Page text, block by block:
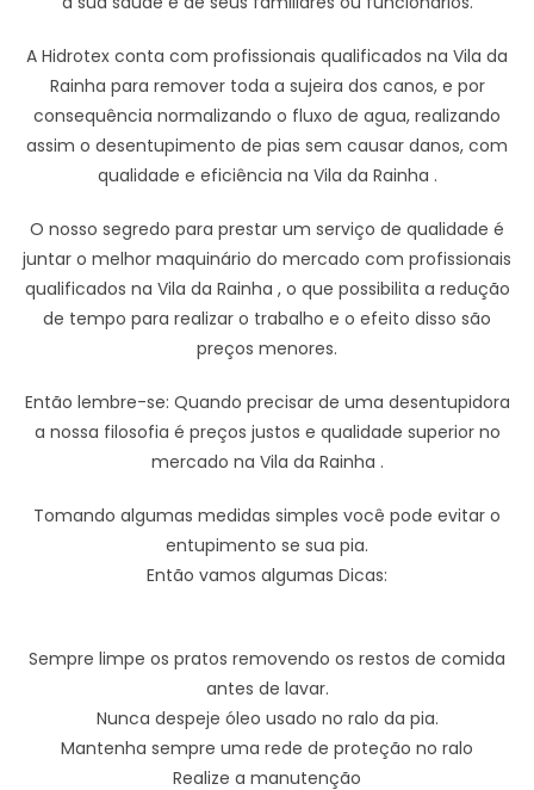
A Hidrotex conta com profissionais qualificados na Vila da
Rainha para remover toda a sujeira dos canos, e por
consequência normalizando o fluxo de agua, realizando
assim o desentupimento de pias sem causar danos, com
qualidade e eficiência na Vila da Rainha .
O nosso segredo para prestar um serviço de qualidade é
juntar o melhor maquinário do mercado com profissionais
qualificados na Vila da Rainha , o que possibilita a redução
de tempo para realizar o trabalho e o efeito disso são
preços menores.
Então lembre-se: Quando precisar de uma desentupidora
a nossa filosofia é preços justos e qualidade superior no
mercado na Vila da Rainha .
Tomando algumas medidas simples você pode evitar o
entupimento se sua pia.
Então vamos algumas Dicas:
Sempre limpe os pratos removendo os restos de comida
antes de lavar.
Nunca despeje óleo usado no ralo da pia.
Mantenha sempre uma rede de proteção no ralo
Realize a manutenção